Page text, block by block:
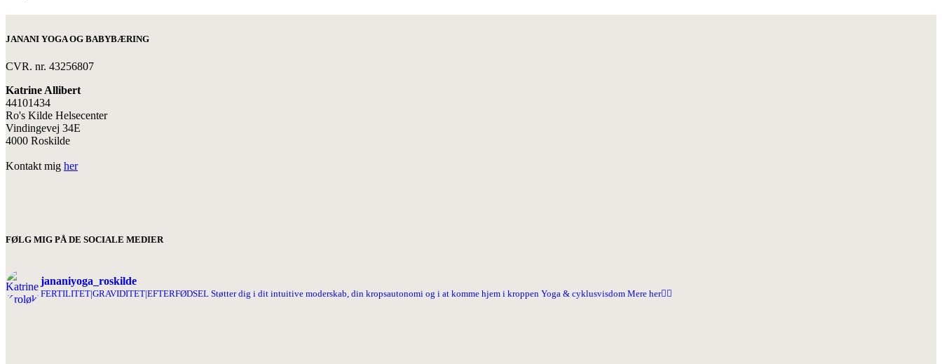
JANANI YOGA OG BABYBÆRING
CVR. nr. 43256807
Katrine Allibert
44101434
Ro's Kilde Helsecenter
Vindingevej 34E
4000 Roskilde
Kontakt mig her
FØLG MIG PÅ DE SOCIALE MEDIER
jananiyoga_roskilde
FERTILITET|GRAVIDITET|EFTERFØDSEL Støtter dig i dit intuitive moderskab, din kropsautonomi og i at komme hjem i kroppen Yoga & cyklusvisdom Mere her👇🏻